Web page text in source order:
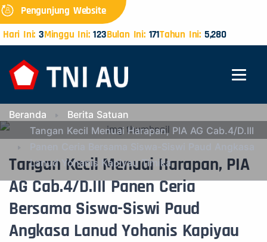
Pengunjung Website
Hari Ini: 3Minggu Ini:123Bulan Ini:171Tahun Ini: 5,280
Beranda
Berita Satuan
Tangan Kecil Menuai Harapan, PIA AG Cab.4/D.III
Lanud Yohanis Kapiyau Timika
Tangan Kecil Menuai Harapan, PIA
AG Cab.4/D.III Panen Ceria
Bersama Siswa-Siswi Paud
Angkasa Lanud Yohanis Kapiyau